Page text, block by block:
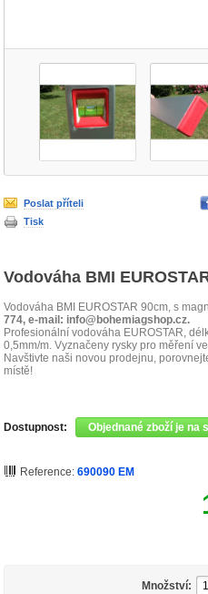
Poslat příteli
Tisk
Vodováha BMI
Vodováha BMI EUROSTAR 90cm, s
774, e-mail: info@bohemiagshop.cz.
Profesionální vodováha EUROSTAR,
0,5mm/m. Vyznačeny rysky pro měření ve
Navštivte naši novou prodejnu,
místě!
Dostupnost: Objednané zboží je na
Reference: 690090 EM
Množství: